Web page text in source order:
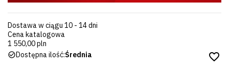
Dostawa w ciągu 10 - 14 dni
Cena katalogowa
1 550,00 pln
Dostępna ilość:Średnia favorite_border